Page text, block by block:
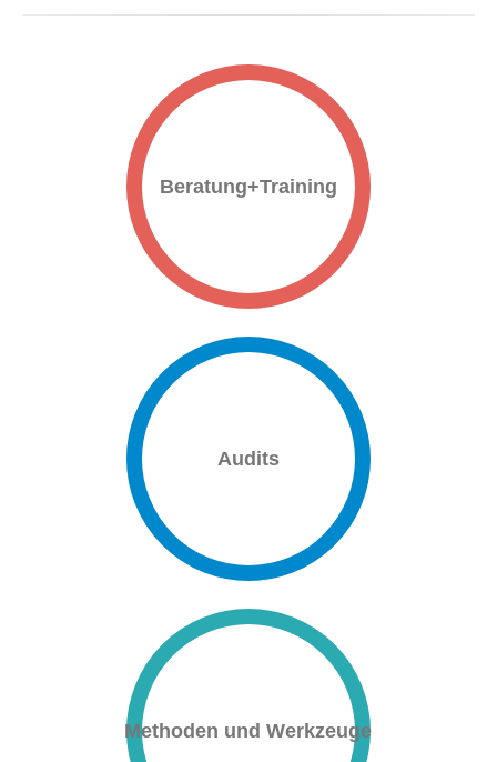
Beratung+Training
Audits
Methoden und Werkzeuge